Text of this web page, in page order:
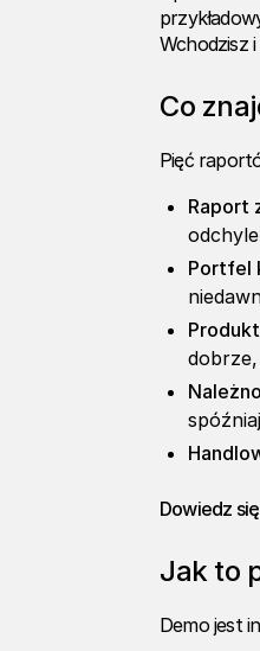
Wchodzisz i
Co
Pięć
Raport
Portfel
Dowiedz
Jak to
Demo jest